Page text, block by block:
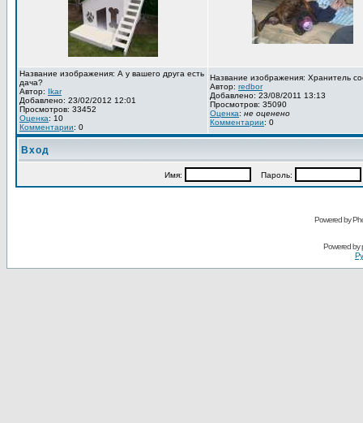
Название изображения: А у вашего друга есть
дача?
Автор: Ikar
Добавлено: 23/02/2012 12:01
Просмотров: 33452
Оценка: 10
Комментарии: 0
Название изображения: Хранитель
Автор: redbor
Добавлено: 23/08/2011 13:13
Просмотров: 35090
Оценка: не оценено
Комментарии: 0
Вход
Имя: Пароль:
Powered by
Powered by